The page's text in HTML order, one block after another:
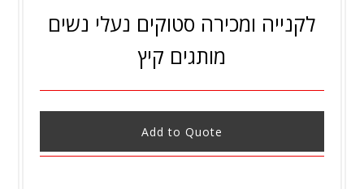
לקנייה ומכירה סטוקים נעלי נשים
מותגים קיץ
Add to Quote